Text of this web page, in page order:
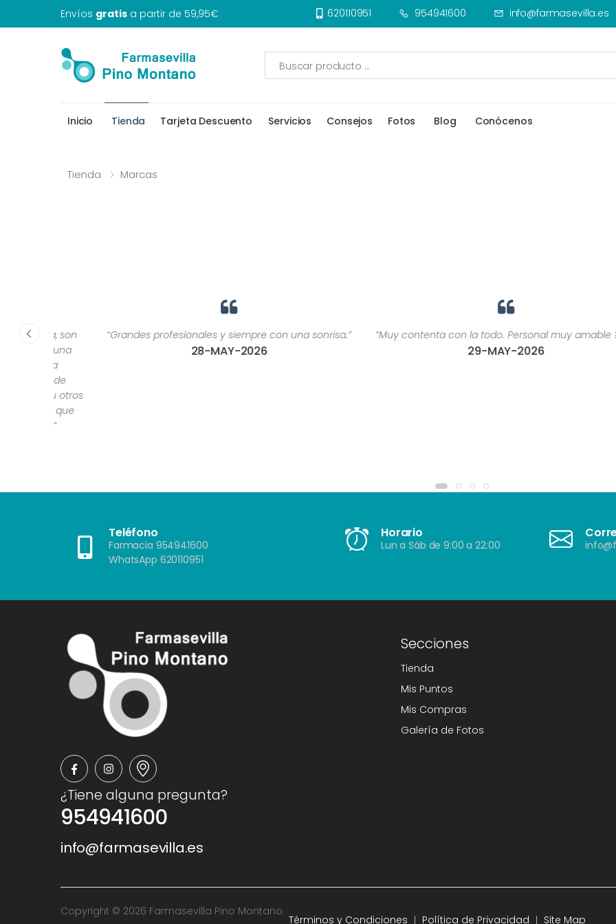
Envíos gratis a partir de 59,95€ 620110951 954941600 info@farmasevilla.es
Inicio Tienda Tarjeta Descuento Servicios Consejos Fotos Blog Conócenos
Tienda Marcas
son
“Grandes profesionales y siempre con una sonrisa.”
28-MAY-2026
“Muy contenta con la todo. Personal muy amable ????”
29-MAY-2026
Teléfono
Farmacia 954941600
WhatsApp 620110951
Horario
Lun a Sáb de 9:00 a 22:00
¿Tiene alguna pregunta?
954941600
info@farmasevilla.es
Secciones
Tienda
Mis Puntos
Mis Compras
Galería de Fotos
Copyright © 2026 Farmasevilla Pino Montano.
Términos y Condiciones Política de Privacidad Site Map